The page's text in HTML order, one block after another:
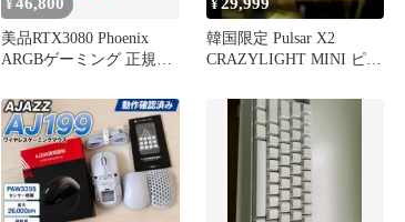
¥46,800
美品RTX3080 Phoenix
ARGBゲーミング 正規品
¥29,999
韓国限定 Pulsar X2
CRAZYLIGHT MINI ピカ